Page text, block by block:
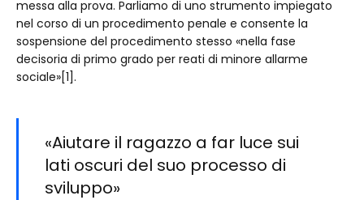
messa alla prova. Parliamo di uno strumento impiegato
nel corso di un procedimento penale e consente la
sospensione del procedimento stesso «nella fase
decisoria di primo grado per reati di minore allarme
sociale»[1].
«Aiutare il ragazzo a far luce sui
lati oscuri del suo processo di
sviluppo»